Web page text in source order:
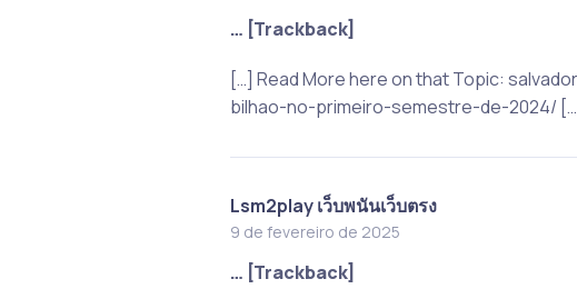
… [Trackback]
[…] Read More here on that Topic:
bilhao-no-primeiro-semestre-de-2024/
Lsm2play เว็บพนันเว็บตรง
9 de fevereiro de 2025
… [Trackback]